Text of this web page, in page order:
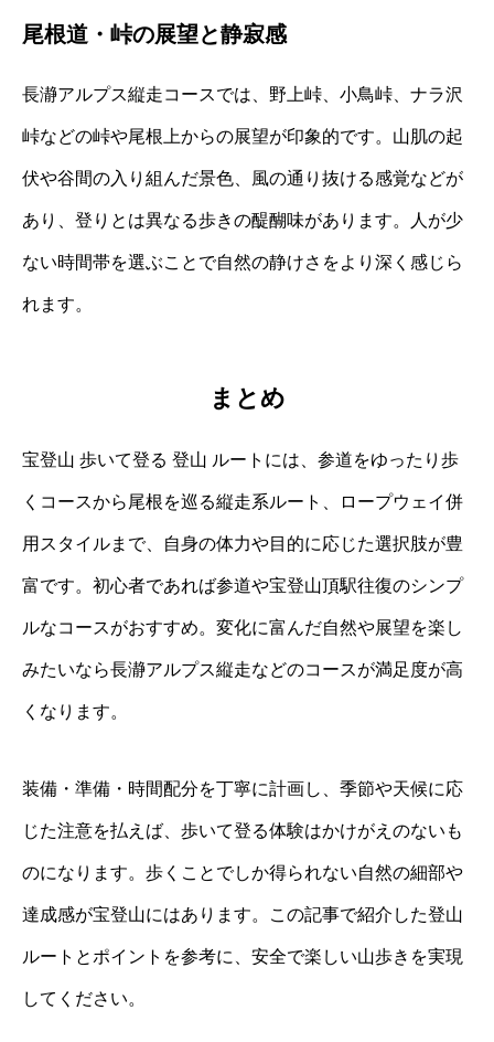
尾根道・峠の展望と静寂感
長瀞アルプス縦走コースでは、野上峠、小鳥峠、ナラ沢
峠などの峠や尾根上からの展望が印象的です。山肌の起
伏や谷間の入り組んだ景色、風の通り抜ける感覚などが
あり、登りとは異なる歩きの醍醐味があります。人が少
ない時間帯を選ぶことで自然の静けさをより深く感じら
れます。
まとめ
宝登山 歩いて登る 登山 ルートには、参道をゆったり歩
くコースから尾根を巡る縦走系ルート、ロープウェイ併
用スタイルまで、自身の体力や目的に応じた選択肢が豊
富です。初心者であれば参道や宝登山頂駅往復のシンプ
ルなコースがおすすめ。変化に富んだ自然や展望を楽し
みたいなら長瀞アルプス縦走などのコースが満足度が高
くなります。
装備・準備・時間配分を丁寧に計画し、季節や天候に応
じた注意を払えば、歩いて登る体験はかけがえのないも
のになります。歩くことでしか得られない自然の細部や
達成感が宝登山にはあります。この記事で紹介した登山
ルートとポイントを参考に、安全で楽しい山歩きを実現
してください。